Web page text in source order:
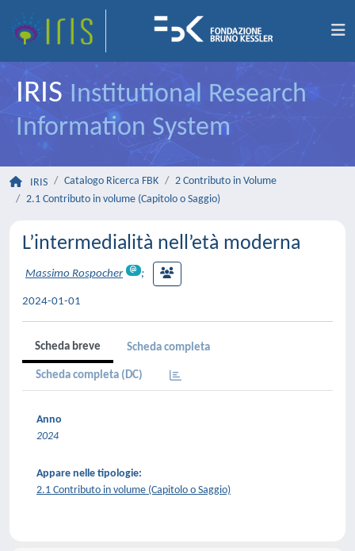
IRIS Institutional Research
Information System
IRIS Catalogo Ricerca FBK
2 Contributo in Volume
2.1 Contributo in volume (Capitolo o Saggio)
L’intermedialità nell’età moderna
Massimo Rospocher ;
2024-01-01
Scheda breve Scheda completa
Scheda completa (DC)
Anno
2024
Appare nelle tipologie:
2.1 Contributo in volume (Capitolo o Saggio)